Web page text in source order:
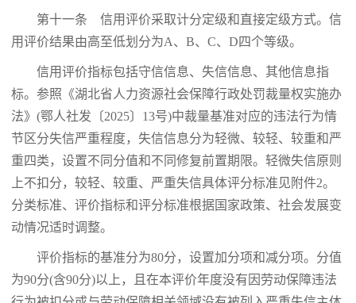
第十一条 信用评价采取计分定级和直接定级方式。信
用评价结果由高至低划分为A、B、C、D四个等级。
信用评价指标包括守信信息、失信信息、其他信息指
标。参照《湖北省人力资源社会保障行政处罚裁量权实施办
法》(鄂人社发〔2025〕13号)中裁量基准对应的违法行为情
节区分失信严重程度，失信信息分为轻微、较轻、较重和严
重四类，设置不同分值和不同修复前置期限。轻微失信原则
上不扣分，较轻、较重、严重失信具体评分标准见附件2。
分类标准、评价指标和评分标准根据国家政策、社会发展变
动情况适时调整。
评价指标的基准分为80分，设置加分项和减分项。分值
为90分(含90分)以上，且在本评价年度没有因劳动保障违法